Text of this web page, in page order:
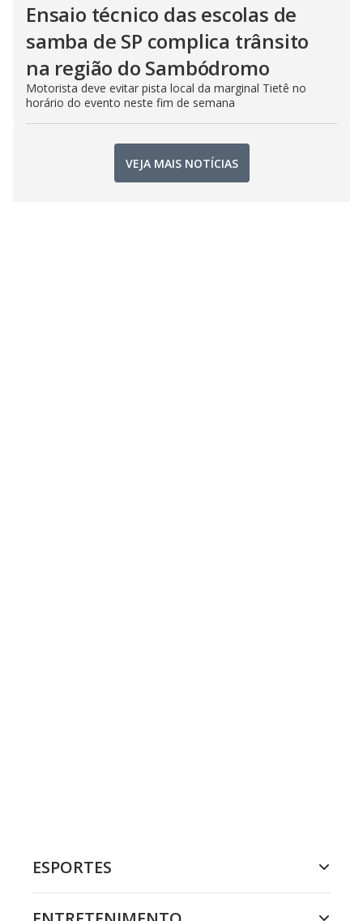
Ensaio técnico das escolas de
samba de SP complica trânsito
na região do Sambódromo
Motorista deve evitar pista local da marginal Tietê no
horário do evento neste fim de semana
VEJA MAIS NOTÍCIAS
ESPORTES